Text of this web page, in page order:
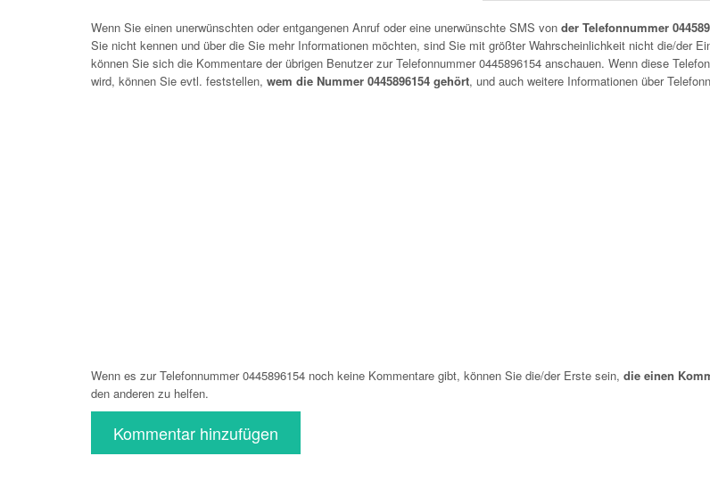
Wenn Sie einen unerwünschten oder entgangenen Anruf oder eine unerwünschte SMS von der Telefonnummer
Sie nicht kennen und über die Sie mehr Informationen möchten, sind Sie mit größter Wahrscheinlichkeit nicht die/der
können Sie sich die Kommentare der übrigen Benutzer zur Telefonnummer0445896154 anschauen. Wenn diese
wird, können Sie evtl. feststellen, wem die Nummer 0445896154 gehört, und auch weitere Informationen über
Wenn es zur Telefonnummer 0445896154 noch keine Kommentare gibt, können Sie die/der Erste sein, die einen
den anderen zu helfen.
Kommentar hinzufügen